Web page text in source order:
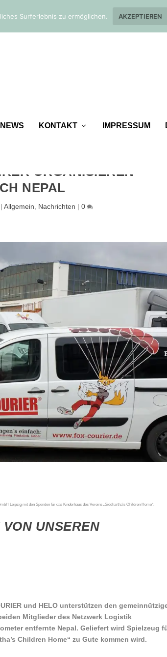
NEWS KONTAKT IMPRESSUM
ORGANISIEREN
NEPAL
| Allgemein, Nachrichten | 0
Leipzig mit den Spenden für das Kinderhaus des Vereins „Siddhartha’s Children Home“.
UNSEREN
und HELO unterstützen den
Mitglieder des Netzwerk Logistik
entfernte Nepal. Geliefert wird Spielzeug
Children Home“ zu Gute kommen wird.
Surferlebnis zu ermöglichen. AKZEPTIEREN